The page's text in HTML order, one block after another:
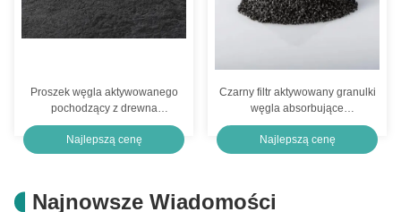
Proszek węgla aktywowanego
pochodzący z drewna
przemysłowego do filtracji wody
Najlepszą cenę
Czarny filtr aktywowany granulki
węgla absorbujące
oczyszczanie gazu ziemnego
węgiel aktywny
Najlepszą cenę
Najnowsze Wiadomości